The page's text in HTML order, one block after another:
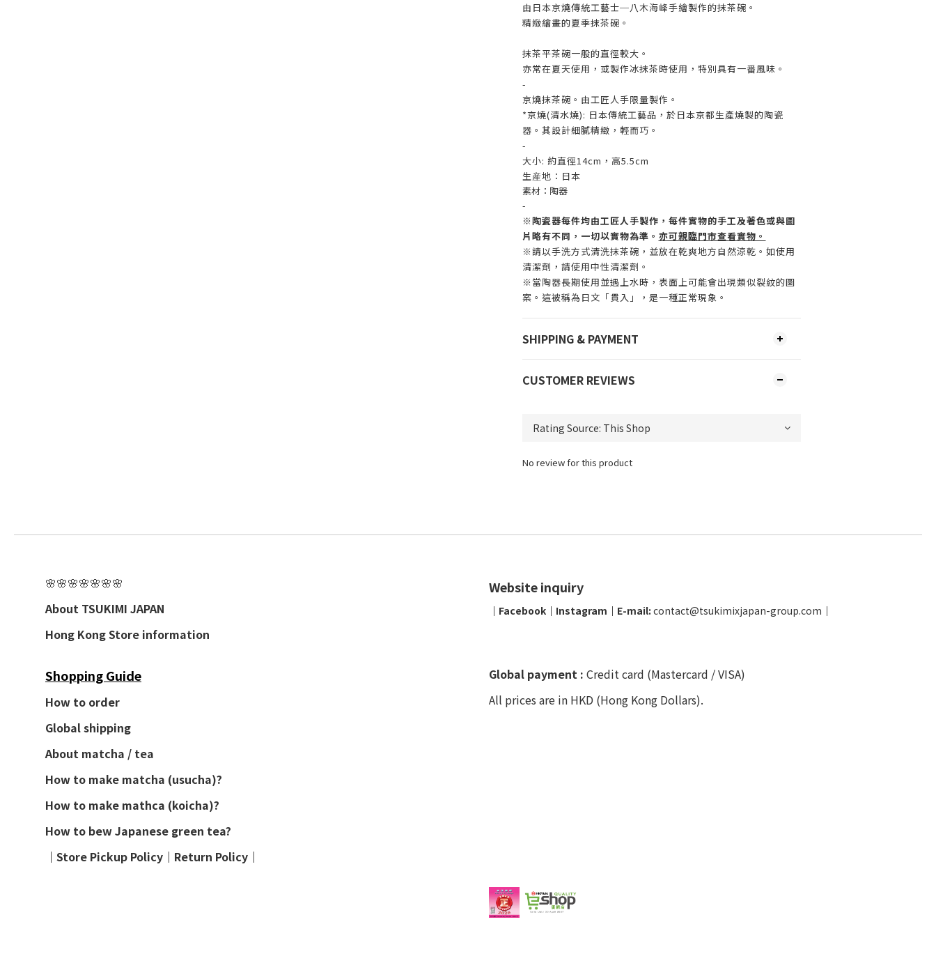
由日本京燒傳統工藝士─八木海峰手繪製作的抹茶碗。
精緻繪畫的夏季抹茶碗。
抹茶平茶碗一般的直徑較大。
亦常在夏天使用，或製作冰抹茶時使用，特別具有一番風味。
-
京燒抹茶碗。由工匠人手限量製作。
*京燒(清水燒): 日本傳統工藝品，於日本京都生產燒製的陶瓷
器。其設計細膩精緻，輕而巧。
-
大小: 約直徑14cm，高5.5cm
生産地：日本
素材：陶器
-
※陶瓷器每件均由工匠人手製作，每件實物的手工及著色或與圖
片略有不同，一切以實物為準。 亦可親臨門市查看實物。
※請以手洗方式清洗抹茶碗，並放在乾爽地方自然涼乾。如使用
清潔劑，請使用中性清潔劑。
※當陶器長期使用並遇上水時，表面上可能會出現類似裂紋的圖
案。這被稱為日文「貫入」，是一種正常現象。
SHIPPING & PAYMENT
CUSTOMER REVIEWS
No review for this product
🌸🌸🌸🌸🌸🌸🌸
About TSUKIMI JAPAN
Hong Kong Store information
Website inquiry
│ Facebook │ Instagram │ E-mail: contact@tsukimixjapan-group.com │
Shopping Guide
How to order
Global shipping
About matcha / tea
How to make matcha (usucha)?
How to make mathca (koicha)?
How to bew Japanese green tea?
│ Store Pickup Policy │ Return Policy │
Global payment : Credit card (Mastercard / VISA)
All prices are in HKD (Hong Kong Dollars).